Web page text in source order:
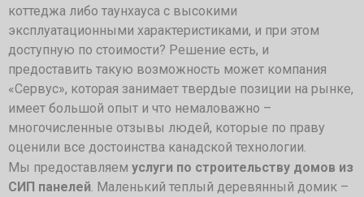
коттеджа либо таунхауса с высокими
эксплуатационными характеристиками, и при этом
доступную по стоимости? Решение есть, и
предоставить такую возможность может компания
«Сервус», которая занимает твердые позиции на рынке,
имеет большой опыт и что немаловажно –
многочисленные отзывы людей, которые по праву
оценили все достоинства канадской технологии.
Мы предоставляем услуги по строительству домов из
СИП панелей. Маленький теплый деревянный домик –